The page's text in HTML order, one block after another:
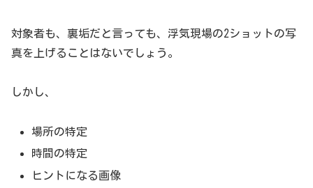
ス「Sトク」も9月にリリースすると同時に複数メディアに
てトレンドとして取り上げて頂き、多くの新しいお客様と
増加に伴い裏アカウント特定サービスの需要は来年も高ま
採用候補者の “本性”を暴き出す「裏アカウント特定
対象者も、裏垢だと言っても、浮気現場の2ショットの写
真を上げることはないでしょう。
しかし、
場所の特定
時間の特定
ヒントになる画像